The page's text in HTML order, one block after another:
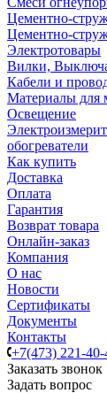
Цементно-
Цементно-
Электротовары
Вилки,
Кабели и
Материалы для
Освещение
обогреватели
Как купить
Доставка
Оплата
Гарантия
Возврат товара
Онлайн-заказ
Компания
О нас
Новости
Сертификаты
Документы
Контакты
+7(473) 221-40-
Заказать звонок
Задать вопрос